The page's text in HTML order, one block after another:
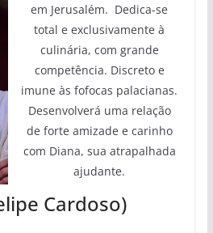
em Jerusalém. Dedica-se
total e exclusivamente à
culinária, com grande
competência. Discreto e
imune às fofocas palacianas.
Desenvolverá uma relação
de forte amizade e carinho
com Diana, sua atrapalhada
ajudante.
Cardoso)